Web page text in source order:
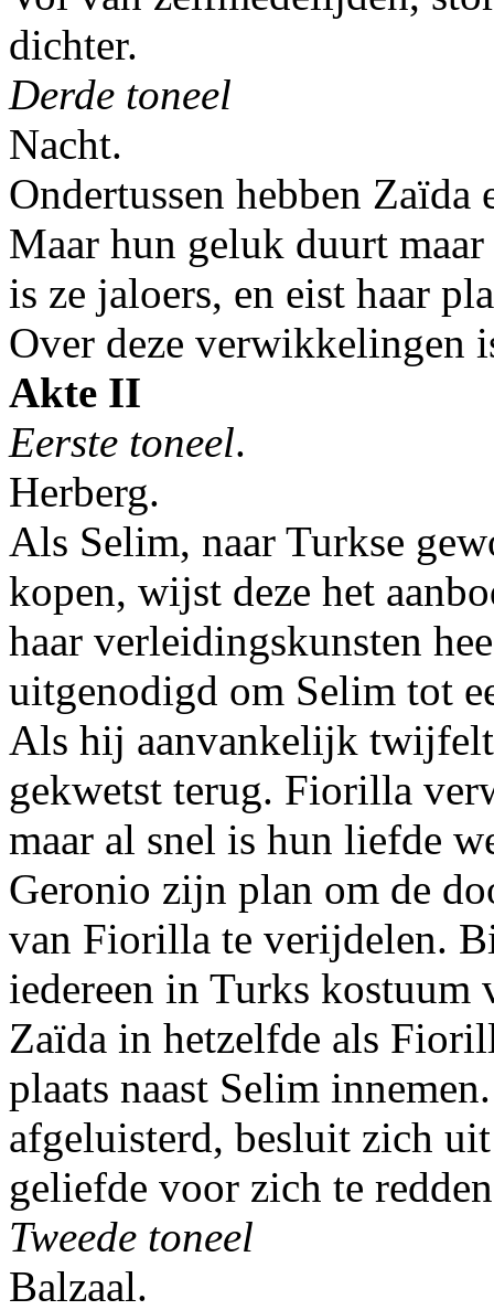
dichter.
Derde toneel
Nacht.
Ondertussen hebben
Maar hun geluk duurt
is ze jaloers, en eist haar
Over deze verwikkelingen
Akte II
Eerste toneel.
Herberg.
Als Selim, naar Turkse
kopen, wijst deze het
haar verleidingskunsten
uitgenodigd om Selim tot
Als hij aanvankelijk
gekwetst terug. Fiorilla
maar al snel is hun liefde
Geronio zijn plan om de
van Fiorilla te verijdelen.
iedereen in Turks kostuum
Zaïda in hetzelfde als
plaats naast Selim
afgeluisterd, besluit zich
geliefde voor zich te
Tweede toneel
Balzaal.